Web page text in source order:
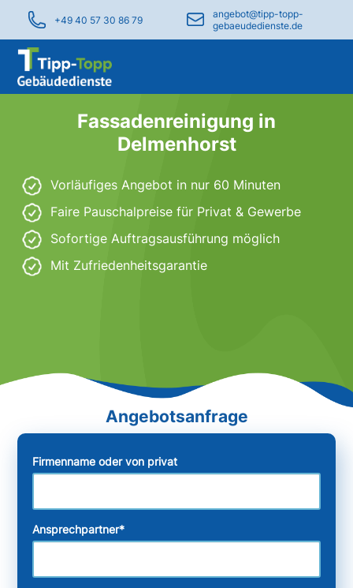
+49 40 57 30 86 79
angebot@tipp-topp-
gebaeudedienste.de
Fassadenreinigung in
Delmenhorst
Vorläufiges Angebot in nur 60 Minuten
Faire Pauschalpreise für Privat & Gewerbe
Sofortige Auftragsausführung möglich
Mit Zufriedenheitsgarantie
Firmenname oder von privat
Ansprechpartner*